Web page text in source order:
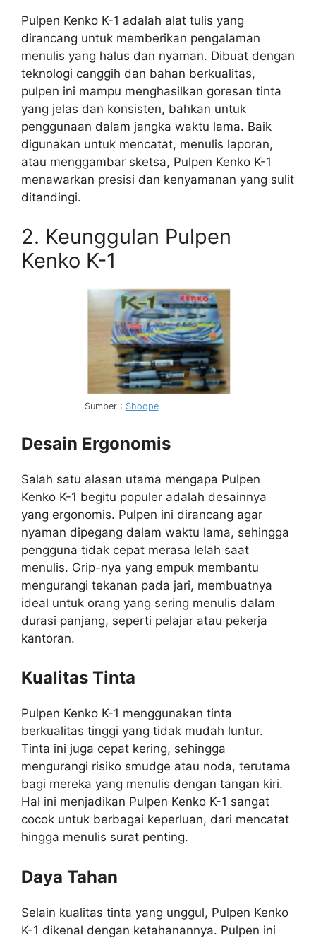
Pulpen Kenko K-1 adalah alat tulis yang
dirancang untuk memberikan pengalaman
menulis yang halus dan nyaman. Dibuat dengan
teknologi canggih dan bahan berkualitas,
pulpen ini mampu menghasilkan goresan tinta
yang jelas dan konsisten, bahkan untuk
penggunaan dalam jangka waktu lama. Baik
digunakan untuk mencatat, menulis laporan,
atau menggambar sketsa, Pulpen Kenko K-1
menawarkan presisi dan kenyamanan yang sulit
ditandingi.
2. Keunggulan Pulpen
Kenko K-1
Sumber : Shoope
Desain Ergonomis
Salah satu alasan utama mengapa Pulpen
Kenko K-1 begitu populer adalah desainnya
yang ergonomis. Pulpen ini dirancang agar
nyaman dipegang dalam waktu lama, sehingga
pengguna tidak cepat merasa lelah saat
menulis. Grip-nya yang empuk membantu
mengurangi tekanan pada jari, membuatnya
ideal untuk orang yang sering menulis dalam
durasi panjang, seperti pelajar atau pekerja
kantoran.
Kualitas Tinta
Pulpen Kenko K-1 menggunakan tinta
berkualitas tinggi yang tidak mudah luntur.
Tinta ini juga cepat kering, sehingga
mengurangi risiko smudge atau noda, terutama
bagi mereka yang menulis dengan tangan kiri.
Hal ini menjadikan Pulpen Kenko K-1 sangat
cocok untuk berbagai keperluan, dari mencatat
hingga menulis surat penting.
Daya Tahan
Selain kualitas tinta yang unggul, Pulpen Kenko
K-1 dikenal dengan ketahanannya. Pulpen ini